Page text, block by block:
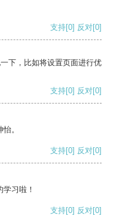
支持[0] 反对[0]
下，比如将设置页面进行优
支持[0] 反对[0]
。
支持[0] 反对[0]
习啦！
支持[0] 反对[0]